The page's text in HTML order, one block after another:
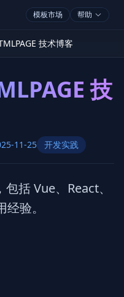
模板市场 帮助
技术博客
技
11-25 开发实践
括 Vue、React、
验。